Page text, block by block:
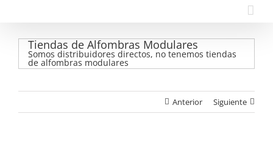
Tiendas de Alfombras Modulares
Somos distribuidores directos, no tenemos tiendas
de alfombras modulares
Anterior Siguiente